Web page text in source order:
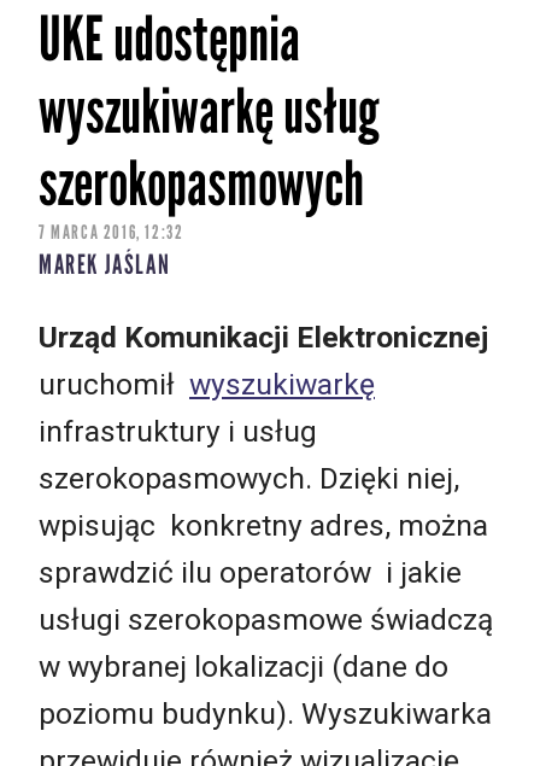
UKE udostępnia
wyszukiwarkę usług
szerokopasmowych
7 MARCA 2016, 12:32
MAREK JAŚLAN
Urząd Komunikacji Elektronicznej
uruchomił wyszukiwarkę
infrastruktury i usług
szerokopasmowych. Dzięki niej,
wpisując konkretny adres, można
sprawdzić ilu operatorów i jakie
usługi szerokopasmowe świadczą
w wybranej lokalizacji (dane do
poziomu budynku). Wyszukiwarka